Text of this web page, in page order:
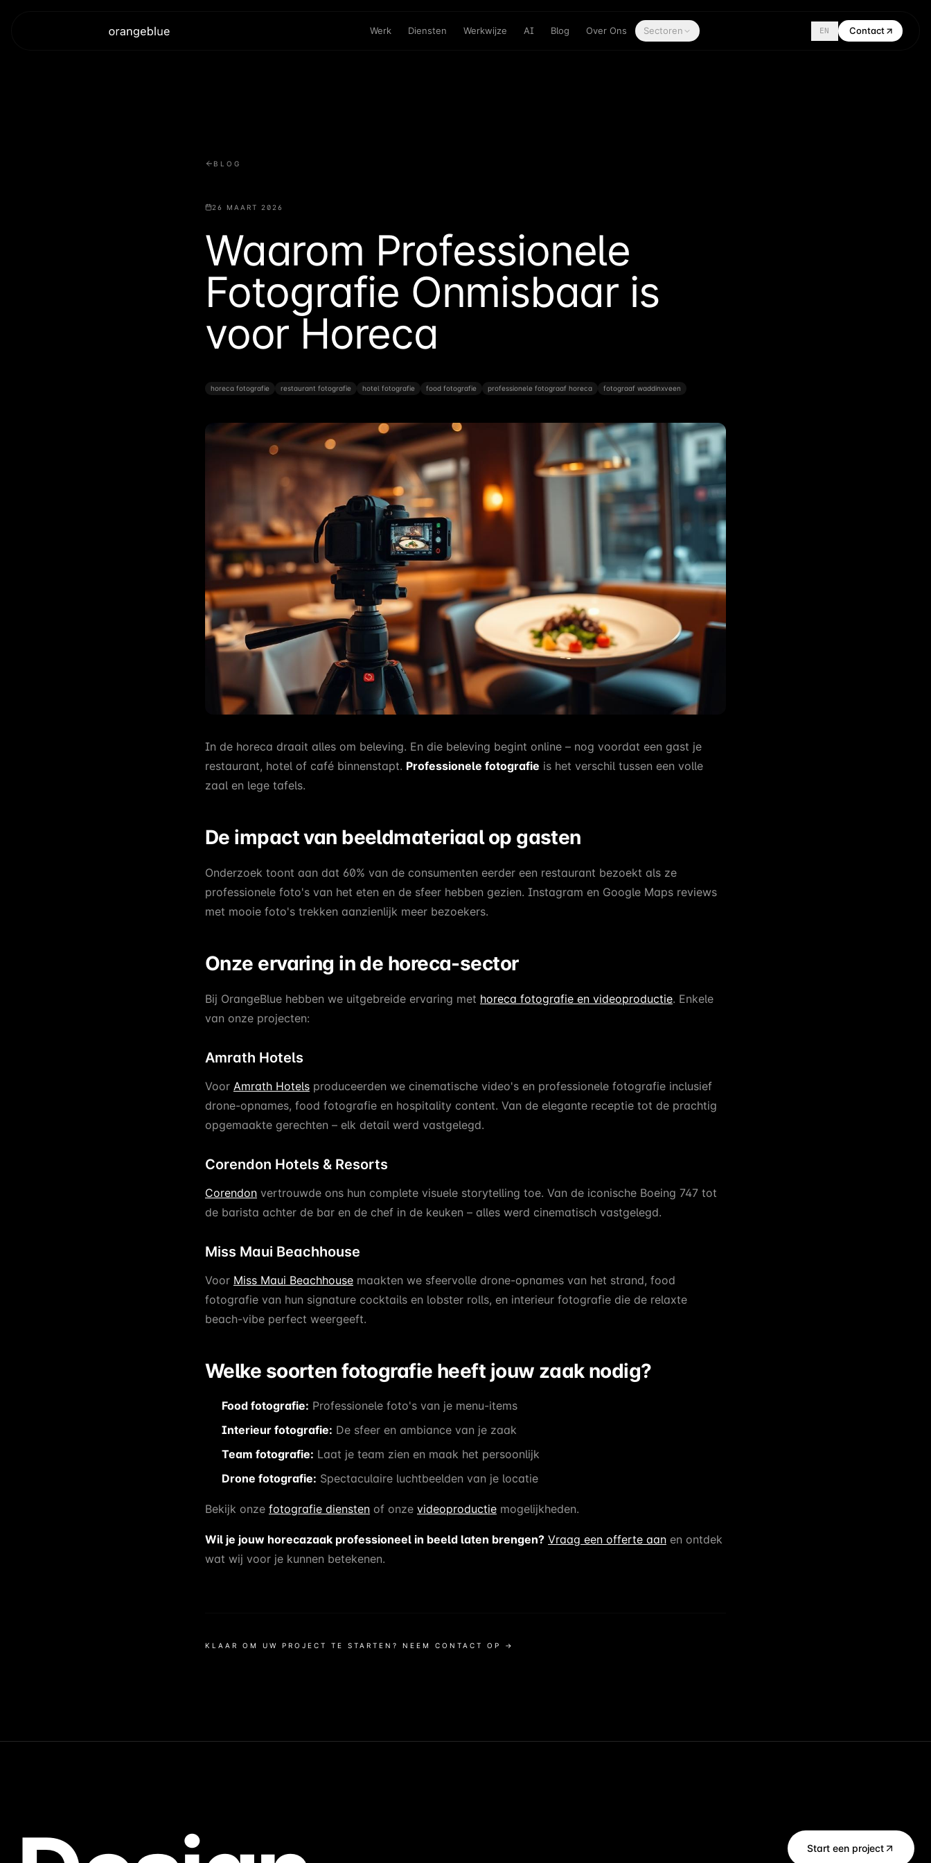
Werk Diensten Werkwijze AI Blog Over Ons Sectoren EN Contact
BLOG
26 MAART 2026
Waarom Professionele
Fotografie Onmisbaar is
voor Horeca
horeca fotografie restaurant fotografie hotel fotografie food fotografie professionele fotograaf horeca fotograaf waddinxveen
In de horeca draait alles om beleving. En die beleving begint online – nog voordat een gast je
restaurant, hotel of café binnenstapt. Professionele fotografie is het verschil tussen een volle
zaal en lege tafels.
De impact van beeldmateriaal op gasten
Onderzoek toont aan dat 60% van de consumenten eerder een restaurant bezoekt als ze
professionele foto's van het eten en de sfeer hebben gezien. Instagram en Google Maps reviews
met mooie foto's trekken aanzienlijk meer bezoekers.
Onze ervaring in de horeca-sector
Bij OrangeBlue hebben we uitgebreide ervaring met horeca fotografie en videoproductie. Enkele
van onze projecten:
Amrath Hotels
Voor Amrath Hotels produceerden we cinematische video's en professionele fotografie inclusief
drone-opnames, food fotografie en hospitality content. Van de elegante receptie tot de prachtig
opgemaakte gerechten – elk detail werd vastgelegd.
Corendon Hotels & Resorts
Corendon vertrouwde ons hun complete visuele storytelling toe. Van de iconische Boeing 747 tot
de barista achter de bar en de chef in de keuken – alles werd cinematisch vastgelegd.
Miss Maui Beachhouse
Voor Miss Maui Beachhouse maakten we sfeervolle drone-opnames van het strand, food
fotografie van hun signature cocktails en lobster rolls, en interieur fotografie die de relaxte
beach-vibe perfect weergeeft.
Welke soorten fotografie heeft jouw zaak nodig?
Food fotografie: Professionele foto's van je menu-items
Interieur fotografie: De sfeer en ambiance van je zaak
Team fotografie: Laat je team zien en maak het persoonlijk
Drone fotografie: Spectaculaire luchtbeelden van je locatie
Bekijk onze fotografie diensten of onze videoproductie mogelijkheden.
Wil je jouw horecazaak professioneel in beeld laten brengen? Vraag een offerte aan en ontdek
wat wij voor je kunnen betekenen.
KLAAR OM UW PROJECT TE STARTEN? NEEM CONTACT OP →
Start een project